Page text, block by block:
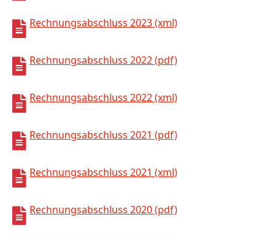
Rechnungsabschluss 2023 (xml)
Rechnungsabschluss 2022 (pdf)
Rechnungsabschluss 2022 (xml)
Rechnungsabschluss 2021 (pdf)
Rechnungsabschluss 2021 (xml)
Rechnungsabschluss 2020 (pdf)